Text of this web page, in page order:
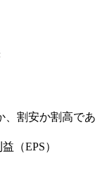
、割安か割高であ
（EPS）